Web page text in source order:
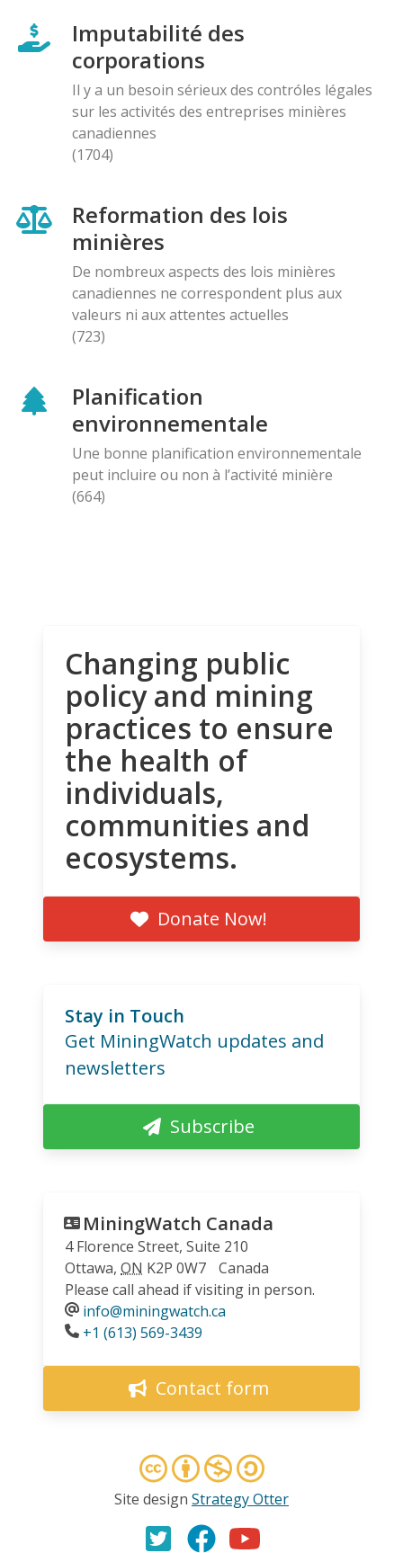
Imputabilité des
corporations
Il y a un besoin sérieux des contróles légales
sur les activités des entreprises minières
canadiennes
(1704)
Reformation des lois
minières
De nombreux aspects des lois minières
canadiennes ne correspondent plus aux
valeurs ni aux attentes actuelles
(723)
Planification
environnementale
Une bonne planification environnementale
peut incluire ou non à l’activité minière
(664)
Changing public
policy and mining
practices to ensure
the health of
individuals,
communities and
ecosystems.
Donate Now!
Stay in Touch
Get MiningWatch updates and
newsletters
Subscribe
MiningWatch Canada
4 Florence Street, Suite 210
Ottawa, ON K2P 0W7
Canada
Please call ahead if visiting in person.
info@miningwatch.ca
Phone
+1 (613) 569-3439
Contact form
Site design Strategy Otter